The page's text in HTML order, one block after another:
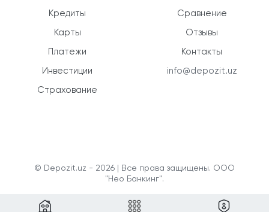
Кредиты
Карты
Платежи
Инвестиции
Страхование
Сравнение
Отзывы
Контакты
info@depozit.uz
© Depozit.uz - 2026 | Все права защищены. ООО
"Нео Банкинг".